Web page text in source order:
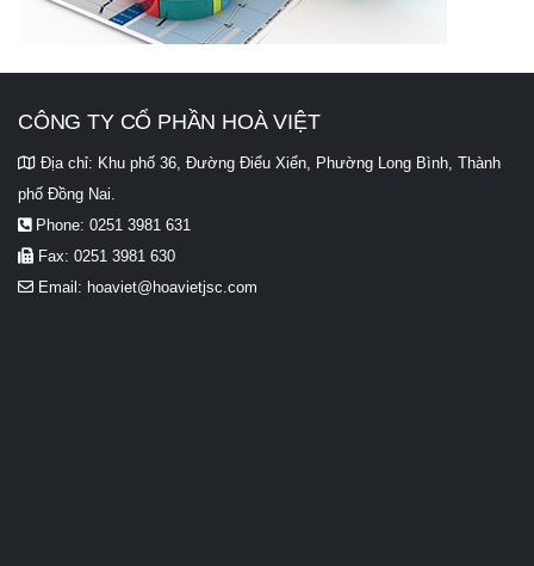
CÔNG TY CỔ PHẦN HOÀ VIỆT
Địa chỉ: Khu phố 36, Đường Điểu Xiển, Phường Long Bình, Thành
phố Đồng Nai.
Phone: 0251 3981 631
Fax: 0251 3981 630
Email: hoaviet@hoavietjsc.com